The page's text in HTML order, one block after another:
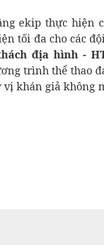
ekip thực hiện
tối đa cho các
địa hình -
trình thể thao
vị khán giả không